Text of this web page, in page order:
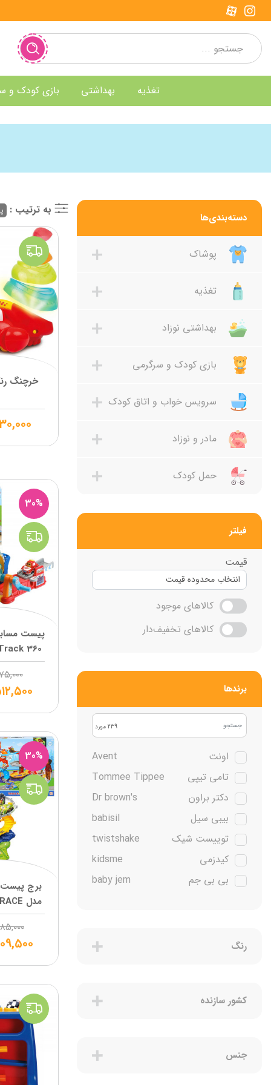
تغذیه بهداشتی بازی کودک و
دسته‌بندی‌ها
پوشاک
تغذیه
بهداشتی نوزاد
بازی کودک و سرگرمی
سرویس خواب و اتاق کودک
مادر و نوزاد
حمل کودک
فیلتر
قیمت
کالاهای موجود
کالاهای تخفیف‌دار
برند‌ها
239 مورد
اونت
Avent
تامی تیپی
Tommee Tippee
دکتر براون
Dr brown's
بیبی سیل
babisil
توییست شیک
twistshake
کیدزمی
kidsme
بی بی جم
baby jem
Nuby
فرش
Frosch
uni baby
رنگ
کشور سازنده
جنس
به ترتیب :
خرچنگ
30%
پیست
360 Loop Track وی تک
30%
برج پیست